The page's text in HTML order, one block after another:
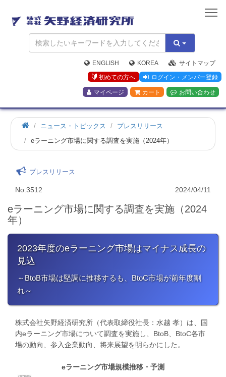
矢
野
経
済
研
究
所
ENGLISH KOREA
サイトマップ
初めての方へ
ログイン・メンバー登録
マイページ カート お問い合わせ
ニュース・トピックス
プレスリリース
eラーニング市場に関する調査を実施（2024年）
プレスリリース
No.3512 2024/04/11
eラーニング市場に関する調査を実施（2024
年）
2023年度のeラーニング市場はマイナス成長の
見込
～BtoB市場は堅調に推移するも、BtoC市場が前年度割
れ～
株式会社矢野経済研究所（代表取締役社長：水越 孝）は、国
内eラーニング市場について調査を実施し、BtoB、BtoC各市
場の動向、参入企業動向、将来展望を明らかにした。
eラーニング市場規模推移・予測